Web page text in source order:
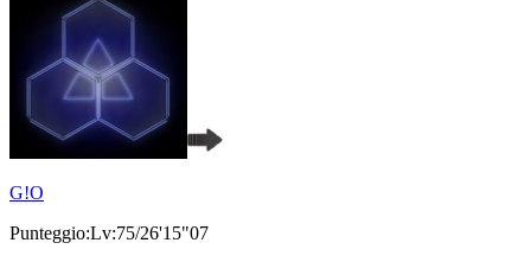
G!O
Punteggio:Lv:75/26'15"07